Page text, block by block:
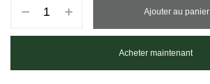
Ajouter au panier
Acheter maintenant